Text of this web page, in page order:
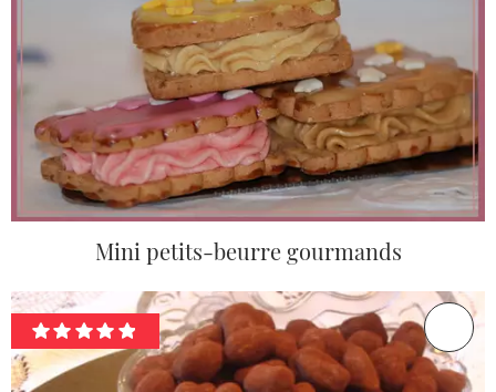
Mini petits-beurre gourmands